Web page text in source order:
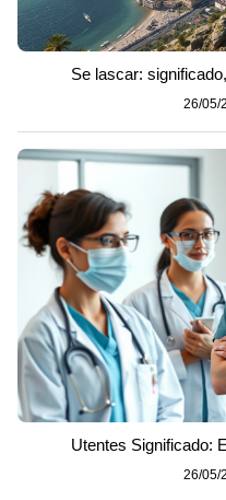
Se lascar:
26/05/
Utentes Significado:
26/05/